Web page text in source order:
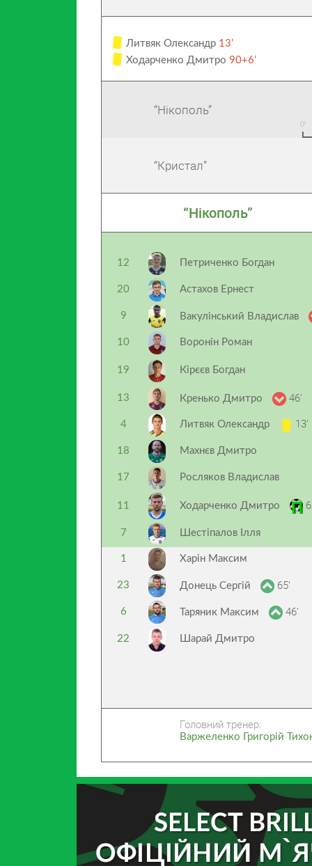
Литвяк Олександр 13’
Ходарченко Дмитро 90+6’
“Нікополь”
“Кристал”
“Нікополь”
12 Петриченко Богдан
20 Астахов Ернест
9 Вакулінський Владислав
10 Воронін Роман
19 Кірєєв Богдан
13 Кренько Дмитро 46’
4 Литвяк Олександр 13’
18 Махнєв Дмитро
17 Росляков Владислав
11 Ходарченко Дмитро
7 Шестіпалов Ілля
1 Харін Максим
23 Донець Сергій 65’
6 Таряник Максим 46’
22 Шарай Дмитро
Головний тренер:
Варжеленко Григорій